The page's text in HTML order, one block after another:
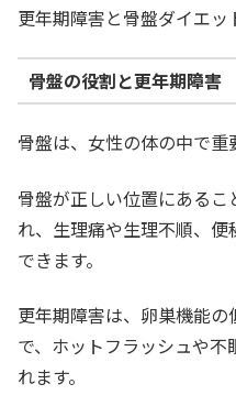
更年期障害と骨盤ダイエッ
骨盤の役割と更年期障害
骨盤は、女性の体の中で重
骨盤が正しい位置にある
れ、生理痛や生理不順、
できます。
更年期障害は、卵巣機能
で、ホットフラッシュや
れます。